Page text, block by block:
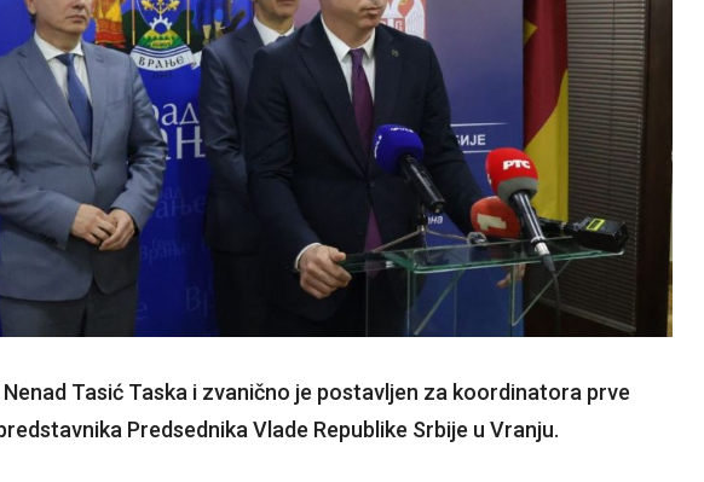
Tasić Taska i zvanično je postavljen za koordinatora prve
Predsednika Vlade Republike Srbije u Vranju.